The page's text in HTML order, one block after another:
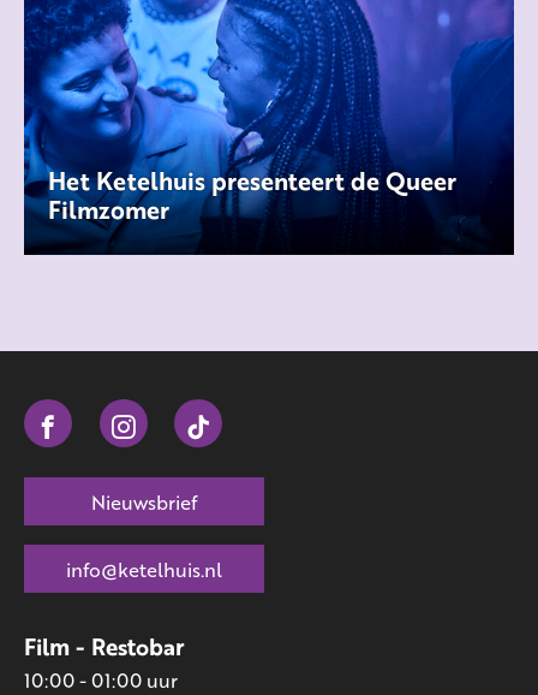
Het Ketelhuis presenteert de Queer
Filmzomer
Film - Restobar
10:00 - 01:00 uur
Nieuwsbrief
info@ketelhuis.nl